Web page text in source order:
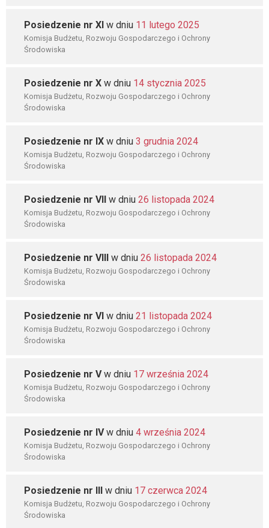
Posiedzenie nr XI w dniu 11 lutego 2025
Komisja Budżetu, Rozwoju Gospodarczego i Ochrony
Środowiska
Posiedzenie nr X w dniu 14 stycznia 2025
Komisja Budżetu, Rozwoju Gospodarczego i Ochrony
Środowiska
Posiedzenie nr IX w dniu 3 grudnia 2024
Komisja Budżetu, Rozwoju Gospodarczego i Ochrony
Środowiska
Posiedzenie nr VII w dniu 26 listopada 2024
Komisja Budżetu, Rozwoju Gospodarczego i Ochrony
Środowiska
Posiedzenie nr VIII w dniu 26 listopada 2024
Komisja Budżetu, Rozwoju Gospodarczego i Ochrony
Środowiska
Posiedzenie nr VI w dniu 21 listopada 2024
Komisja Budżetu, Rozwoju Gospodarczego i Ochrony
Środowiska
Posiedzenie nr Vw dniu 17 września 2024
Komisja Budżetu, Rozwoju Gospodarczego i Ochrony
Środowiska
Posiedzenie nr IVw dniu 4 września 2024
Komisja Budżetu, Rozwoju Gospodarczego i Ochrony
Środowiska
Posiedzenie nr III w dniu 17 czerwca 2024
Komisja Budżetu, Rozwoju Gospodarczego i Ochrony
Środowiska